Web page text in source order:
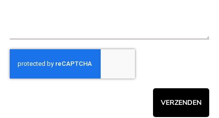
VERZENDEN